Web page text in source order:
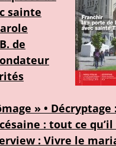
sainte
de
» • Décryptage :
: tout ce
: Vivre le